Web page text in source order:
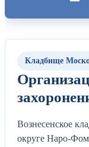
Кладбище
Вознесенское
округе Наро-